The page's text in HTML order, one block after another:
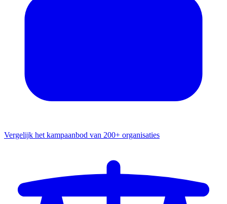
Vergelijk het kampaanbod van 200+ organisaties